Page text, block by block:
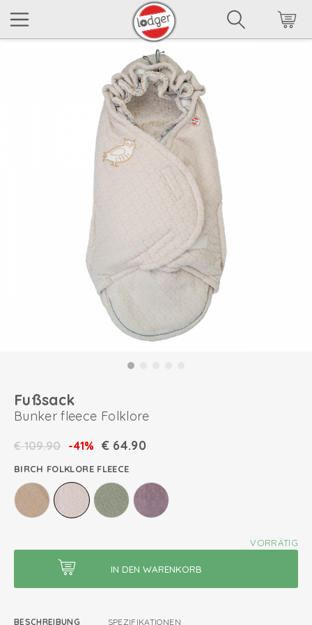
Fußsack
Bunker fleece Folklore
€109.90 -41% € 64.90
BIRCH FOLKLORE FLEECE
VORRÄTIG
BESCHREIBUNG SPEZIFIKATIONEN